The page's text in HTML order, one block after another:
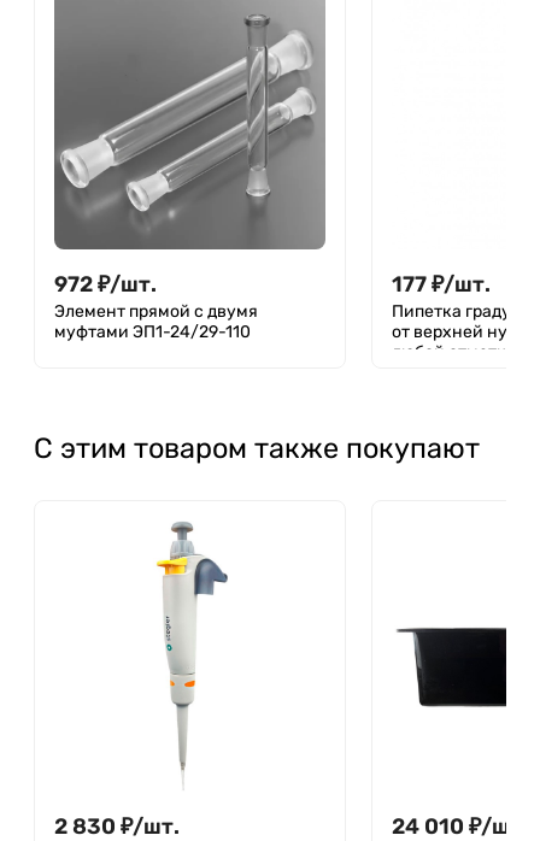
972₽/шт.
Элемент прямой с двумя
муфтами ЭП1-24/29-110
177₽/шт.
Пипетка
от верхней
любой отметки)
С этим товаром также покупают
2 830 ₽/шт. 24 010 ₽/шт.